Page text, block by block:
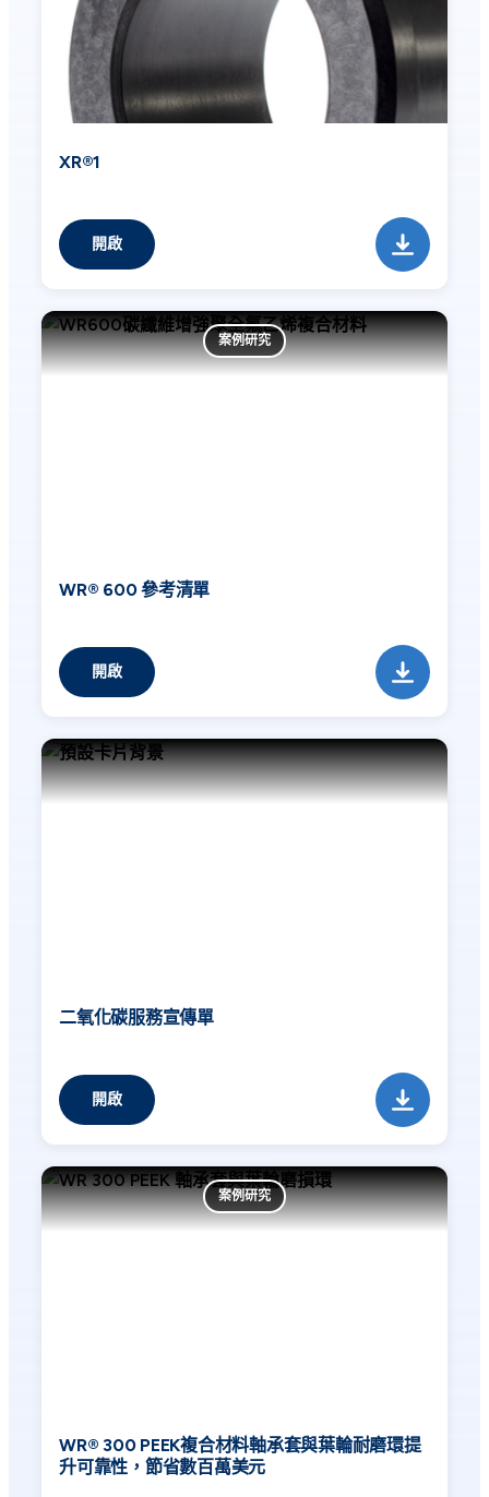
XR®1
開啟
案例研究
WR® 600 參考清單
開啟
二氧化碳服務宣傳單
開啟
案例研究
WR® 300 PEEK複合材料軸承套與葉輪耐磨環提
升可靠性，節省數百萬美元